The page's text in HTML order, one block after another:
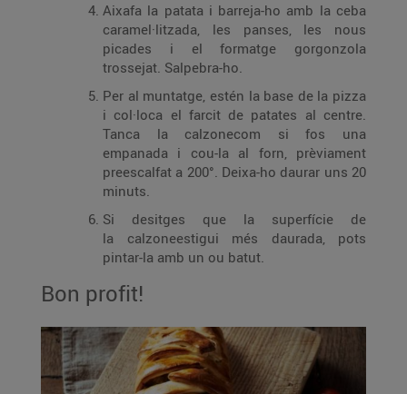
Aixafa la patata i barreja-ho amb la ceba
caramel·litzada, les panses, les nous
picades i el formatge gorgonzola
trossejat. Salpebra-ho.
Per al muntatge, estén la base de la pizza
i col·loca el farcit de patates al centre.
Tanca la calzonecom si fos una
empanada i cou-la al forn, prèviament
preescalfat a 200°. Deixa-ho daurar uns 20
minuts.
Si desitges que la superfície de
la calzoneestigui més daurada, pots
pintar-la amb un ou batut.
Bon profit!